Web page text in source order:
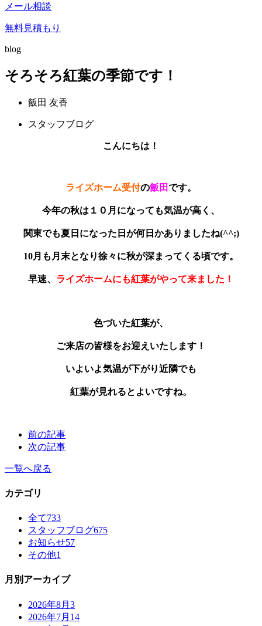
メール相談
無料見積もり
blog
そろそろ紅葉の季節です！
飯田 友香
スタッフブログ
こんにちは！
ライズホーム受付の飯田です。
今年の秋は１０月になっても気温が高く、
関東でも夏日になった日が何日かありましたね(^^;)
10月も月末となり徐々に秋が深まってくる頃です。
早速、 ライズホームにも紅葉がやって来ました！
色づいた紅葉が、
ご来店の皆様をお迎えいたします！
いよいよ気温が下がり近隣でも
紅葉が見れるとよいですね。
前の記事
次の記事
一覧へ戻る
カテゴリ
全て733
スタッフブログ675
お知らせ57
その他1
月別アーカイブ
2026年8月 3
2026年7月 14